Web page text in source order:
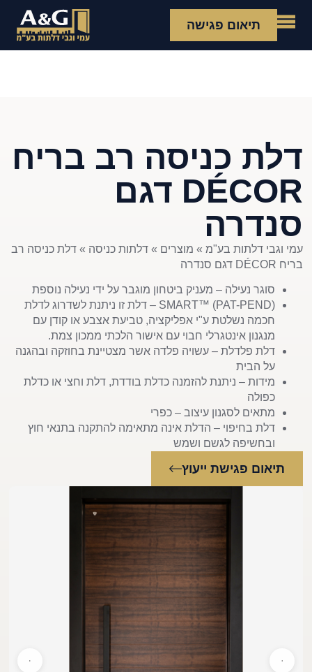
תיאום פגישה
דלת כניסה רב בריח
DÉCOR דגם
סנדרה
עמי וגבי דלתות בע"מ » מוצרים »דלתות כניסה »דלת כניסה רב
בריח DÉCOR דגם סנדרה
סוגר נעילה – מעניק ביטחון מוגבר על ידי נעילה נוספת
SMART™ (PAT-PEND) – דלת זו ניתנת לשדרוג לדלת
חכמה נשלטת ע"י אפליקציה, טביעת אצבע או קודן עם
מנגנון אינטגרלי חבוי עם אישור הלכתי ממכון צמת.
דלת פלדלת – עשויה פלדה אשר מצטיינת בחוזקה ובהגנה
על הבית
מידות – ניתנת להזמנה כדלת בודדת, דלת וחצי או כדלת
כפולה
מתאים לסגנון עיצוב – כפרי
דלת בחיפוי – הדלת אינה מתאימה להתקנה בתנאי חוץ
ובחשיפה לגשם ושמש
תיאום פגישת ייעוץ